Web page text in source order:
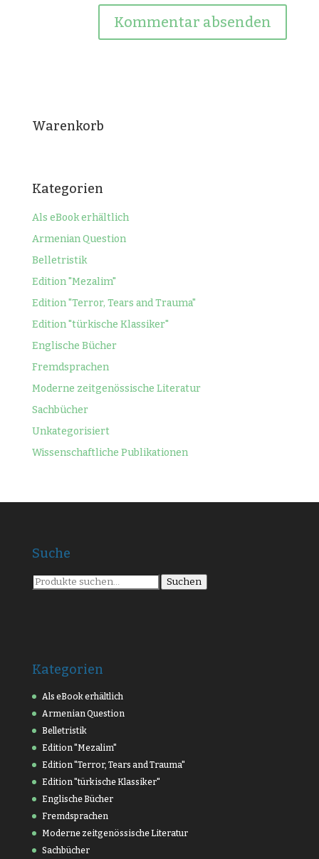
Warenkorb
Kategorien
Als eBook erhältlich
Armenian Question
Belletristik
Edition "Mezalim"
Edition "Terror, Tears and Trauma"
Edition "türkische Klassiker"
Englische Bücher
Fremdsprachen
Moderne zeitgenössische Literatur
Sachbücher
Unkategorisiert
Wissenschaftliche Publikationen
Suche
Suche
nach:
Suchen
Kategorien
Als eBook erhältlich
Armenian Question
Belletristik
Edition "Mezalim"
Edition "Terror, Tears and Trauma"
Edition "türkische Klassiker"
Englische Bücher
Fremdsprachen
Moderne zeitgenössische Literatur
Sachbücher